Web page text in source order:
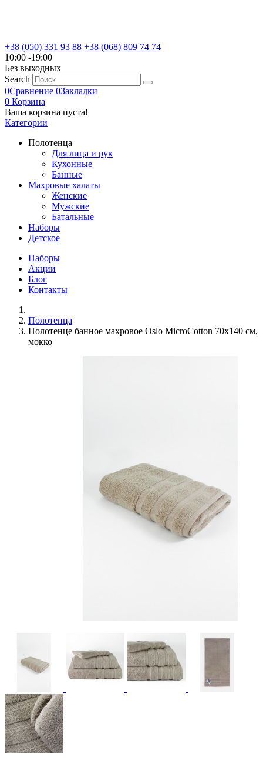
+38 (050) 331 93 88 +38 (068) 809 74 74
10:00 -19:00
Без выходных
Search
0Сравнение 0Закладки
0 Корзина
Ваша корзина пуста!
Категории
Полотенца
Для лица и рук
Кухонные
Банные
Махровые халаты
Женские
Мужские
Батальные
Наборы
Детское
Наборы
Акции
Блог
Контакты
Полотенца
Полотенце банное махровое Oslo MicroCotton 70x140 см,
мокко